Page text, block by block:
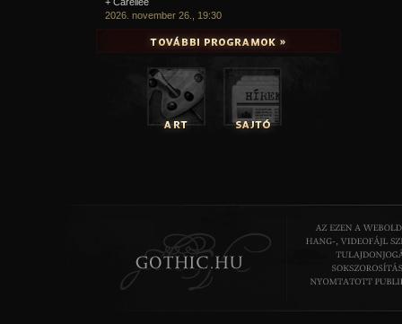
2026. november 26., 19:30